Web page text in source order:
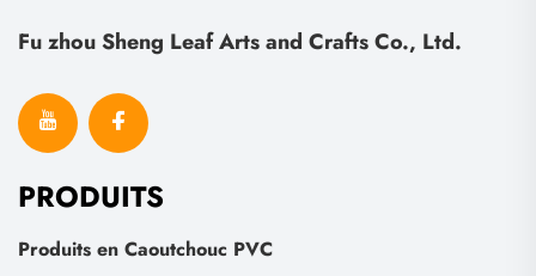
Fu zhou Sheng Leaf Arts and Crafts Co., Ltd.
PRODUITS
Produits en Caoutchouc PVC